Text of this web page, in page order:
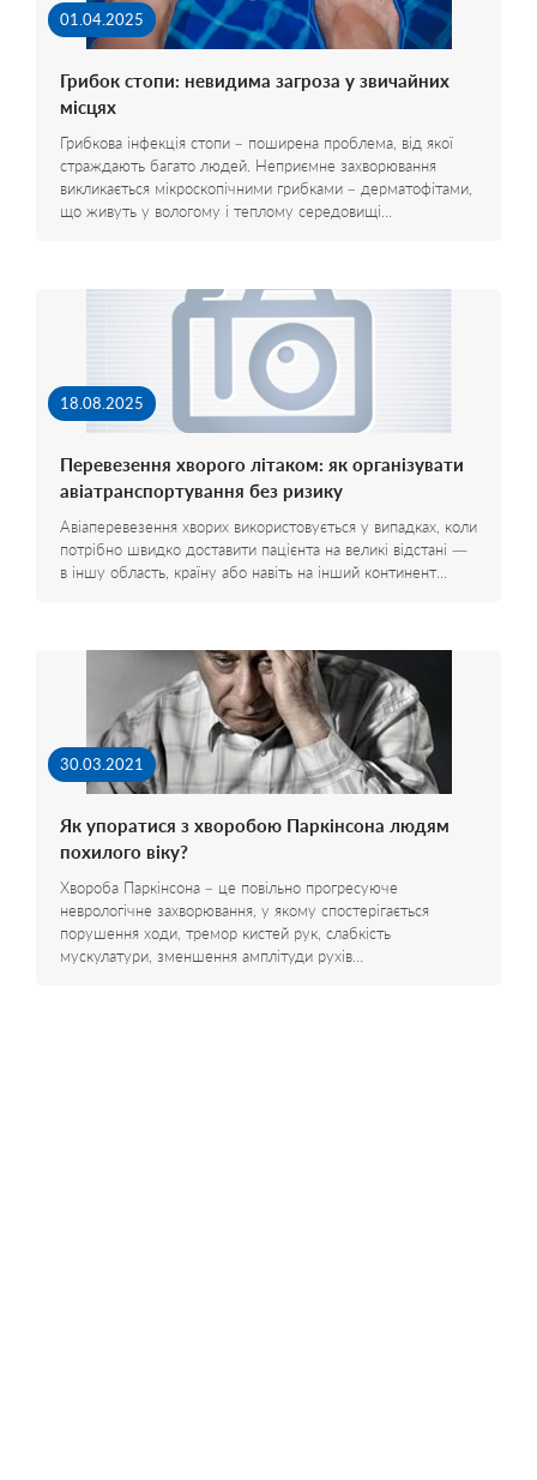
01.04.2025
Грибок стопи: невидима загроза у звичайних
місцях
Грибкова інфекція стопи – поширена проблема, від якої
страждають багато людей. Неприємне захворювання
викликається мікроскопічними грибками – дерматофітами,
що живуть у вологому і теплому середовищі…
18.08.2025
Перевезення хворого літаком: як організувати
авіатранспортування без ризику
Авіаперевезення хворих використовується у випадках, коли
потрібно швидко доставити пацієнта на великі відстані —
в іншу область, країну або навіть на інший континент…
30.03.2021
Як упоратися з хворобою Паркінсона людям
похилого віку?
Хвороба Паркінсона – це повільно прогресуюче
неврологічне захворювання, у якому спостерігається
порушення ходи, тремор кистей рук, слабкість
мускулатури, зменшення амплітуди рухів…